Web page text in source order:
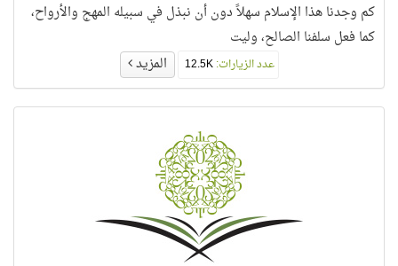
كم وجدنا هذا الإسلام سهلاً دون أن نبذل في سبيله المهج والأرواح،
كما فعل سلفنا الصالح، وليت
عدد الزيارات:12.5K المزيد